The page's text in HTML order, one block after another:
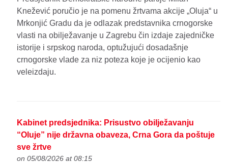
Knežević poručio je na pomenu žrtvama akcije „Oluja“ u
Mrkonjić Gradu da je odlazak predstavnika crnogorske
vlasti na obilježavanje u Zagrebu čin izdaje zajedničke
istorije i srpskog naroda, optužujući dosadašnje
crnogorske vlade za niz poteza koje je ocijenio kao
veleizdaju.
Kabinet predsjednika: Prisustvo obilježavanju
“Oluje” nije državna obaveza, Crna Gora da poštuje
sve žrtve
on 05/08/2026 at 08:15